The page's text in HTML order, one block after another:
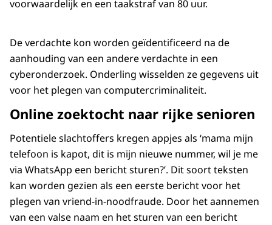
voorwaardelijk en een taakstraf van 80 uur.
De verdachte kon worden geïdentificeerd na de
aanhouding van een andere verdachte in een
cyberonderzoek. Onderling wisselden ze gegevens uit
voor het plegen van computercriminaliteit.
Online zoektocht naar rijke senioren
Potentiele slachtoffers kregen appjes als ‘mama mijn
telefoon is kapot, dit is mijn nieuwe nummer, wil je me
via WhatsApp een bericht sturen?’. Dit soort teksten
kan worden gezien als een eerste bericht voor het
plegen van vriend-in-noodfraude. Door het aannemen
van een valse naam en het sturen van een bericht